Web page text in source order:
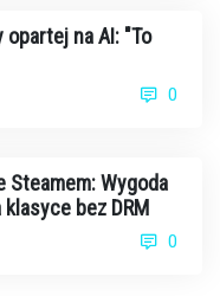
na AI: "To
0
Steamem: Wygoda
bez DRM
0